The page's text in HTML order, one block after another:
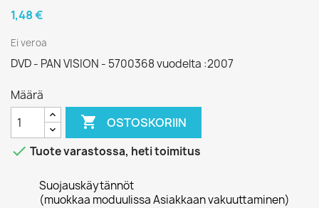
1,48 €
Ei veroa
DVD - PAN VISION - 5700368 vuodelta :2007
Määrä
 OSTOSKORIIN
 Tuote varastossa, heti toimitus
Suojauskäytännöt
(muokkaa moduulissa Asiakkaan vakuuttaminen)